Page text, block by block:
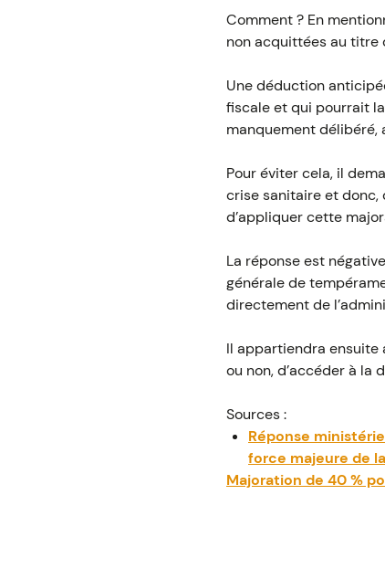
Comment ? En
non acquittées au titre
Une déduction
fiscale et qui pourrait
manquement délibéré,
Pour éviter cela, il
crise sanitaire et donc,
d’appliquer cette
La réponse est
générale de
directement de
Il appartiendra ensuite
ou non, d’accéder à la
Sources :
Réponse
force majeure de
Majoration de 40 %